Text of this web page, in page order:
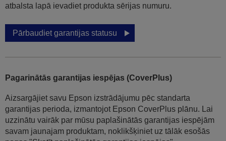
atbalsta lapā ievadiet produkta sērijas numuru.
Pārbaudiet garantijas statusu
Pagarinātās garantijas iespējas (CoverPlus)
Aizsargājiet savu Epson izstrādājumu pēc standarta
garantijas perioda, izmantojot Epson CoverPlus plānu. Lai
uzzinātu vairāk par mūsu paplašinātās garantijas iespējām
savam jaunajam produktam, noklikšķiniet uz tālāk esošās